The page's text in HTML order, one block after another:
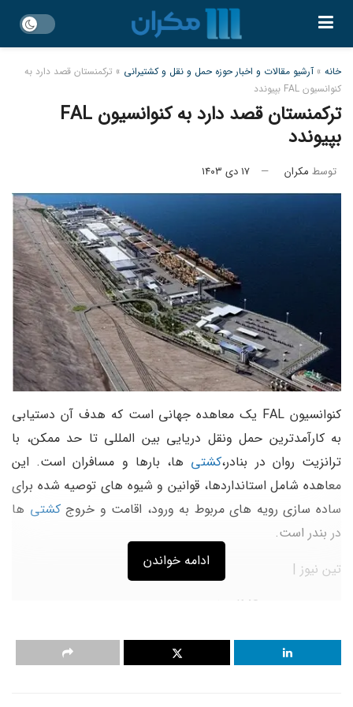
خانه » آرشیو مقالات و اخبار حوزه حمل و نقل و کشتیرانی » ترکمنستان قصد دارد به
کنوانسیون FAL بپیوندد
ترکمنستان قصد دارد به کنوانسیون FAL
بپیوندد
توسط مکران ۱۷ دی ۱۴۰۳
کنوانسیون FAL یک معاهده جهانی است که هدف آن دستیابی
به کارآمدترین حمل ونقل دریایی بین المللی تا حد ممکن، با
ترانزیت روان در بنادر،کشتی ها، بارها و مسافران است. این
معاهده شامل استانداردها، قوانین و شیوه های توصیه شده برای
ساده سازی رویه های مربوط به ورود، اقامت و خروجکشتی ها
در بندر است.
تین نیوز |
کنوانسیون FAL یک معاهده جهانی است که هدف آن دستیابی
ادامه خواندن